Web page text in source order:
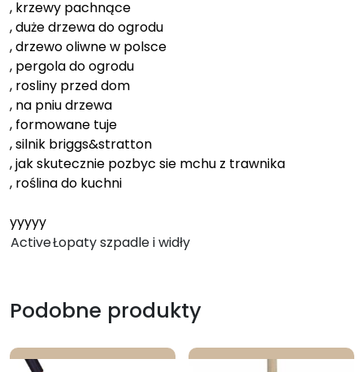
, krzewy pachnące
, duże drzewa do ogrodu
, drzewo oliwne w polsce
, pergola do ogrodu
, rosliny przed dom
, na pniu drzewa
, formowane tuje
, silnik briggs&stratton
, jak skutecznie pozbyc sie mchu z trawnika
, roślina do kuchni
yyyyy
ActiveŁopaty szpadle i widły
Podobne produkty